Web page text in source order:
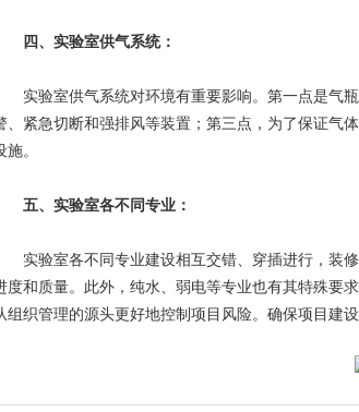
四、实验室供气系统：
实验室供气系统对环境有重要影响。第一点是气瓶
、紧急切断和强排风等装置；第三点，为了保证气
施。
五、实验室各不同专业：
实验室各不同专业建设相互交错、穿插进行，装修
度和质量。此外，纯水、弱电等专业也有其特殊要
组织管理的源头更好地控制项目风险。确保项目建